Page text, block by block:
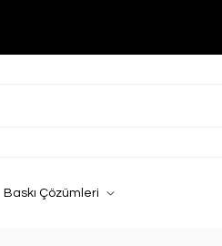
Baskı Çözümleri